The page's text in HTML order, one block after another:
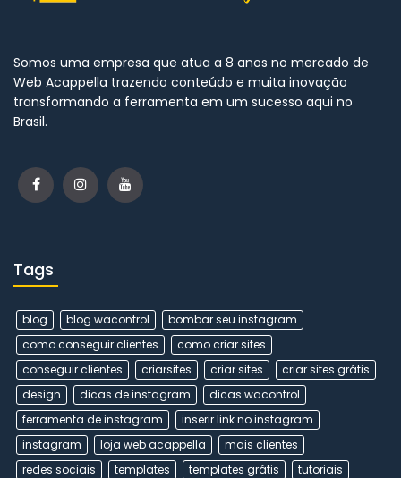
Somos uma empresa que atua a 8 anos no mercado de
Web Acappella trazendo conteúdo e muita inovação
transformando a ferramenta em um sucesso aqui no
Brasil.
Tags
blog blog wacontrol
bombar seu instagram
como conseguir clientes
como criar sites
conseguir clientes
criarsites criar sites
criar sites grátis
design
dicas de instagram
dicas wacontrol
ferramenta de instagram
inserir link no instagram
instagram
loja web acappella
mais clientes
redes sociais
templates templates grátis tutoriais